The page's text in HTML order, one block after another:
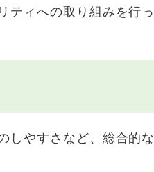
ティへの取り組みを行っ
しやすさなど、総合的な